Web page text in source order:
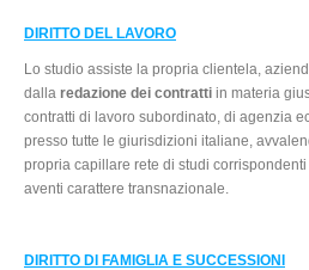
DIRITTO DEL LAVORO
Lo studio assiste la propria clientela,
dalla redazione dei contratti in materia
contratti di lavoro subordinato, di agenzia
presso tutte le giurisdizioni italiane,
propria capillare rete di studi corrispondenti
aventi carattere transnazionale.
DIRITTO DI FAMIGLIA E SUCCESSIONI